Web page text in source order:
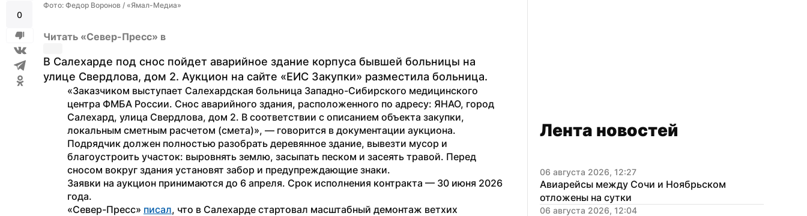
0
Фото: Федор Воронов / «Ямал-Медиа»
Читать «Север-Пресс» в
В Салехарде под снос пойдет аварийное здание корпуса бывшей больницы на
улице Свердлова, дом 2. Аукцион на сайте «ЕИС Закупки» разместила больница.
«Заказчиком выступает Салехардская больница Западно-Сибирского медицинского
центра ФМБА России. Снос аварийного здания, расположенного по адресу: ЯНАО, город
Салехард, улица Свердлова, дом 2. В соответствии с описанием объекта закупки,
локальным сметным расчетом (смета)», — говорится в документации аукциона.
Подрядчик должен полностью разобрать деревянное здание, вывезти мусор и
благоустроить участок: выровнять землю, засыпать песком и засеять травой. Перед
сносом вокруг здания установят забор и предупреждающие знаки.
Заявки на аукцион принимаются до 6 апреля. Срок исполнения контракта — 30 июня 2026
года.
«Север-Пресс» писал, что в Салехарде стартовал масштабный демонтаж ветхих
Лента новостей
06 августа 2026, 12:27
Авиарейсы между Сочи и Ноябрьском
отложены на сутки
06 августа 2026, 12:04